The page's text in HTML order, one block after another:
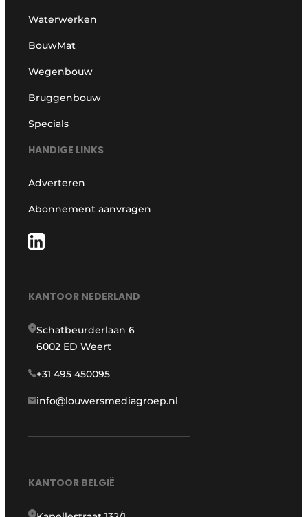
Waterwerken
BouwMat
Wegenbouw
Bruggenbouw
Specials
HANDIGE LINKS
Adverteren
Abonnement aanvragen
KANTOOR NEDERLAND
Schatbeurderlaan 6
6002 ED Weert
+31 495 450095
info@louwersmediagroep.nl
KANTOOR BELGIË